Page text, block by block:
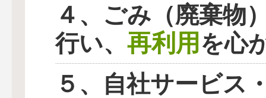
４、ごみ（廃棄物
行い、 再利用を心
５、自社サービス